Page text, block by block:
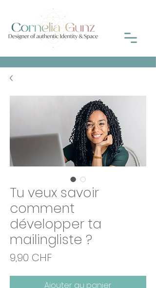
Tu veux savoir
comment
développer ta
mailingliste ?
9,90 CHFPrix
Ajouter au panier